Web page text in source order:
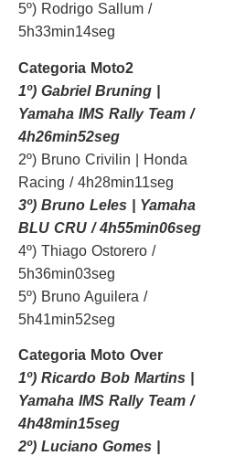
5º) Rodrigo Sallum /
5h33min14seg
Categoria Moto2
1º) Gabriel Bruning |
Yamaha IMS Rally Team /
4h26min52seg
2º) Bruno Crivilin | Honda
Racing / 4h28min11seg
3º) Bruno Leles | Yamaha
BLU CRU / 4h55min06seg
4º) Thiago Ostorero /
5h36min03seg
5º) Bruno Aguilera /
5h41min52seg
Categoria Moto Over
1º) Ricardo Bob Martins |
Yamaha IMS Rally Team /
4h48min15seg
2º) Luciano Gomes |